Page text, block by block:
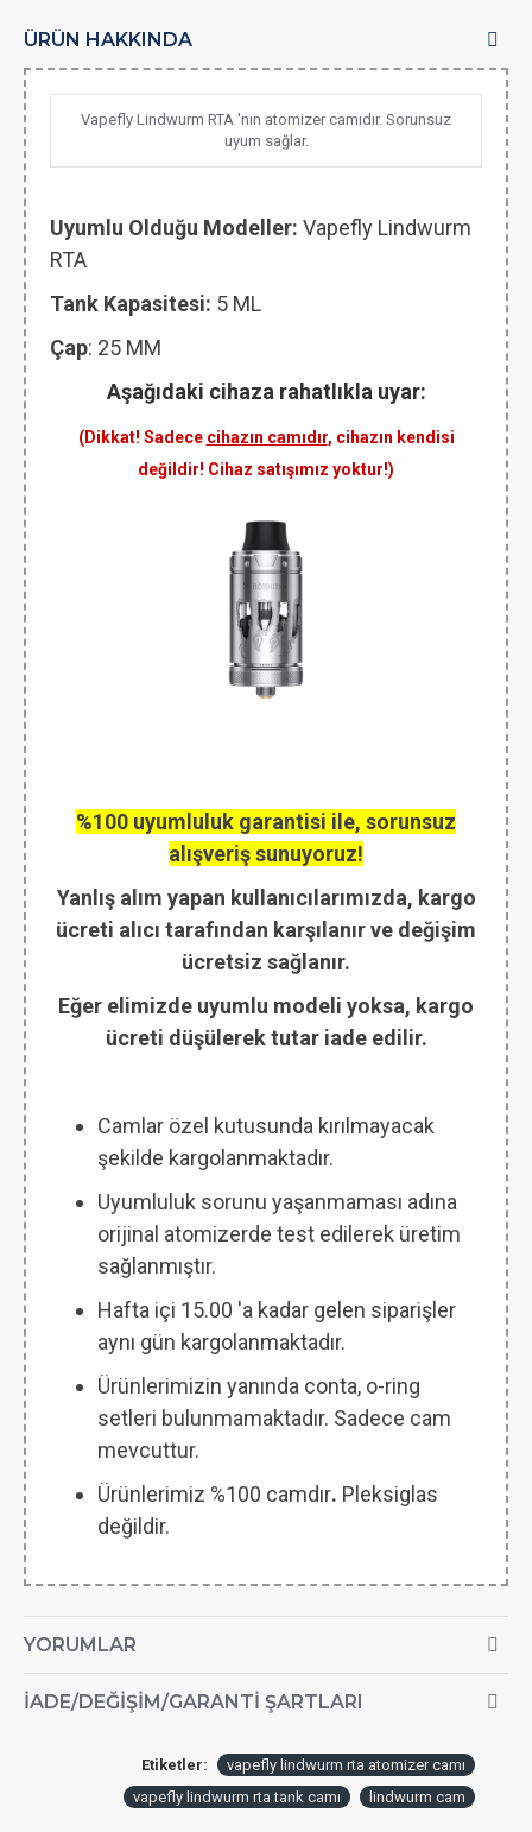
ÜRÜN HAKKINDA
Vapefly Lindwurm RTA 'nın atomizer camıdır. Sorunsuz
uyum sağlar.
Uyumlu Olduğu Modeller: Vapefly Lindwurm
RTA
Tank Kapasitesi: 5 ML
Çap: 25 MM
Aşağıdaki cihaza rahatlıkla uyar:
(Dikkat! Sadece cihazın camıdır, cihazın kendisi
değildir! Cihaz satışımız yoktur!)
%100 uyumluluk garantisi ile, sorunsuz
alışveriş sunuyoruz!
Yanlış alım yapan kullanıcılarımızda, kargo
ücreti alıcı tarafından karşılanır ve değişim
ücretsiz sağlanır.
Eğer elimizde uyumlu modeli yoksa, kargo
ücreti düşülerek tutar iade edilir.
Camlar özel kutusunda kırılmayacak
şekilde kargolanmaktadır.
Uyumluluk sorunu yaşanmaması adına
orijinal atomizerde test edilerek üretim
sağlanmıştır.
Hafta içi 15.00 'a kadar gelen siparişler
aynı gün kargolanmaktadır.
Ürünlerimizin yanında conta, o-ring
setleri bulunmamaktadır. Sadece cam
mevcuttur.
Ürünlerimiz %100 camdır. Pleksiglas
değildir.
YORUMLAR
İADE/DEĞIŞIM/GARANTI ŞARTLARI
Etiketler:
vapefly lindwurm rta atomizer camı
vapefly lindwurm rta tank camı
lindwurm cam